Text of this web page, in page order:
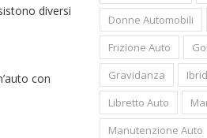
diversi
con
Donne Automobili
Frizione Auto
Gravidanza
Libretto Auto
Manutenzione Auto